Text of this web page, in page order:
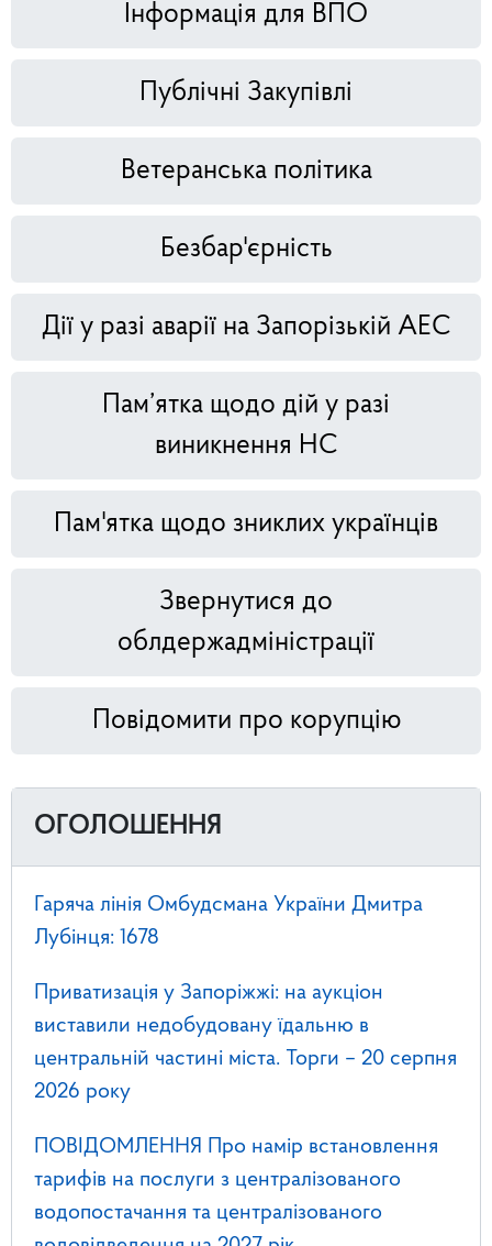
Інформація для ВПО
Публічні Закупівлі
Ветеранська політика
Безбар'єрність
Дії у разі аварії на Запорізькій АЕС
Пам’ятка щодо дій у разі
виникнення НС
Пам'ятка щодо зниклих українців
Звернутися до
облдержадміністрації
Повідомити про корупцію
ОГОЛОШЕННЯ
Гаряча лінія Омбудсмана України Дмитра
Лубінця: 1678
Приватизація у Запоріжжі: на аукціон
виставили недобудовану їдальню в
центральній частині міста. Торги – 20 серпня
2026 року
ПОВІДОМЛЕННЯ Про намір встановлення
тарифів на послуги з централізованого
водопостачання та централізованого